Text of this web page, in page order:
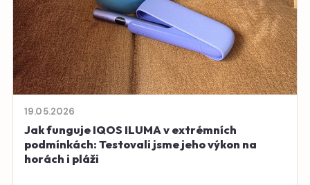
19.05.2026
Jak funguje IQOS ILUMA v extrémních
podmínkách: Testovali jsme jeho výkon na
horách i pláži